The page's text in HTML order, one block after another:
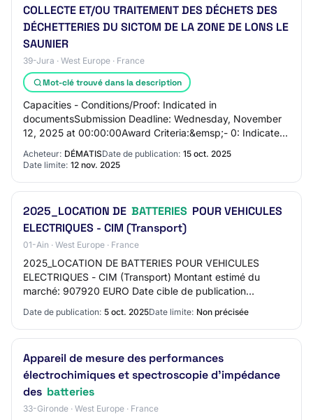
COLLECTE ET/OU TRAITEMENT DES DÉCHETS DES
DÉCHETTERIES DU SICTOM DE LA ZONE DE LONS LE
SAUNIER
39-Jura · West Europe · France
Mot-clé trouvé dans la description
Capacities - Conditions/Proof: Indicated in
documentsSubmission Deadline: Wednesday, November
12, 2025 at 00:00:00Award Criteria:&emsp;- 0: Indicated
in documentsSection 5 - LotsLot 1: LOT-0001 - TRA…
Acheteur: DÉMATISDate de publication: 15 oct. 2025
Date limite: 12 nov. 2025
2025_LOCATION DE BATTERIES POUR VEHICULES
ELECTRIQUES - CIM (Transport)
01-Ain · West Europe · France
2025_LOCATION DE BATTERIES POUR VEHICULES
ELECTRIQUES - CIM (Transport) Montant estimé du
marché: 907920 EURO Date cible de publication
05
Date de publication: 5 oct. 2025Date limite: Non précisée
Appareil de mesure des performances
électrochimiques et spectroscopie d’impédance
des batteries
33-Gironde · West Europe · France